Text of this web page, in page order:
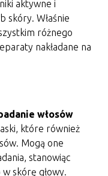
aktywne i
skóry. Właśnie
różnego
nakładane na
włosów
które również
Mogą one
stanowiąc
skórę głowy.